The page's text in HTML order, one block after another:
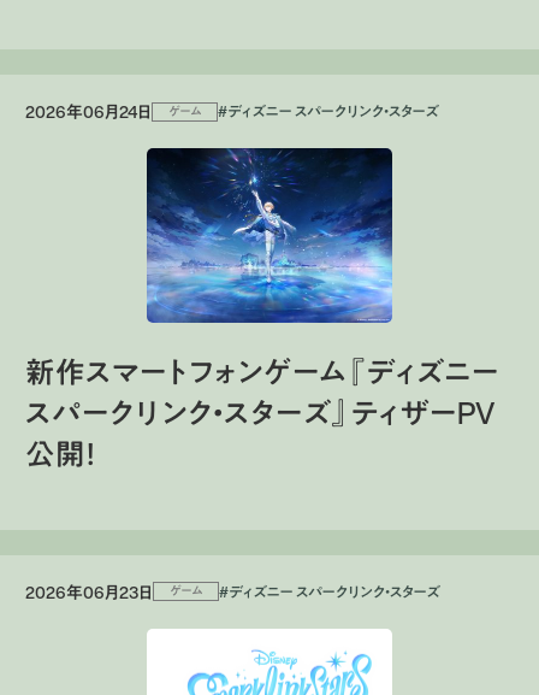
2026年06月24日 ゲーム #ディズニー スパークリンク・スターズ
新作スマートフォンゲーム『ディズニー
スパークリンク・スターズ』ティザーPV
公開！
2026年06月23日 ゲーム #ディズニー スパークリンク・スターズ